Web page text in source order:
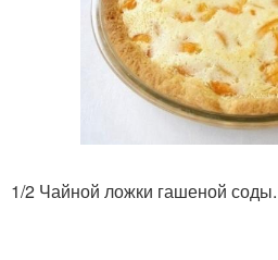
1/2 Чайной ложки гашеной соды.